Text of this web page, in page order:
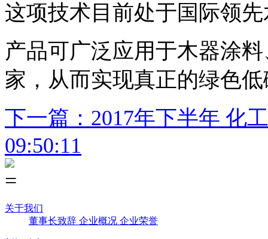
这项技术目前处于国际领
产品可广泛应用于木器涂
家，从而实现真正的绿色
下一篇：2017年下半年 化
09:50:11
关于我们
董事长致辞 企业概况 企业荣誉